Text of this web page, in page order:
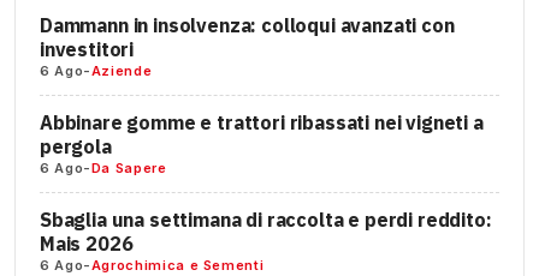
Dammann in insolvenza: colloqui avanzati con
investitori
6 Ago-Aziende
Abbinare gomme e trattori ribassati nei vigneti a
pergola
6 Ago-Da Sapere
Sbaglia una settimana di raccolta e perdi reddito:
Mais 2026
6 Ago-Agrochimica e Sementi